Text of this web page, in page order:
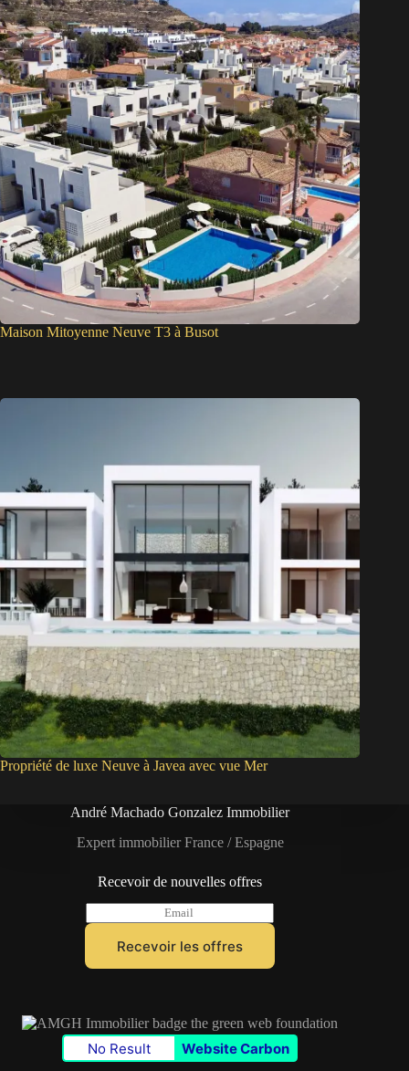
Maison Mitoyenne Neuve T3 à Busot
Propriété de luxe Neuve à Javea avec vue Mer
André Machado Gonzalez Immobilier
Expert immobilier France / Espagne
Recevoir de nouvelles offres
m
l
Recevoir les offres
No Result Website Carbon